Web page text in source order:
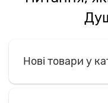
Нові товари у